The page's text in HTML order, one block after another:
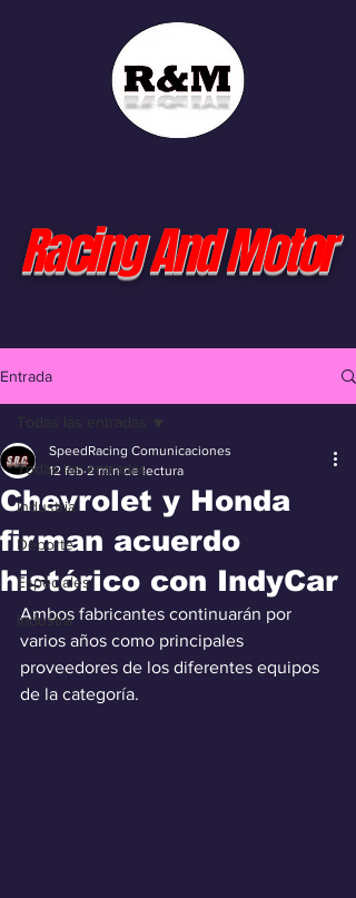
Racing And Motor
Entrada
Todas las entradas
Industria
Deporte
Especiales
Industra
Todas las entradas
Chevrolet y Honda
firman acuerdo
histórico con IndyCar
SpeedRacing Comunicaciones
12 feb 2 min de lectura
Ambos fabricantes continuarán por
varios años como principales
proveedores de los diferentes equipos
de la categoría.